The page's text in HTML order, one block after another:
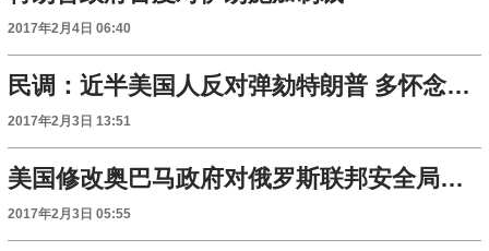
2017年2月4日 06:40
民调：近半美国人反对弹劾特朗普 多怀念奥巴马
2017年2月3日 13:51
美国修改奥巴马政府对俄罗斯联邦安全局的制裁
2017年2月3日 05:55